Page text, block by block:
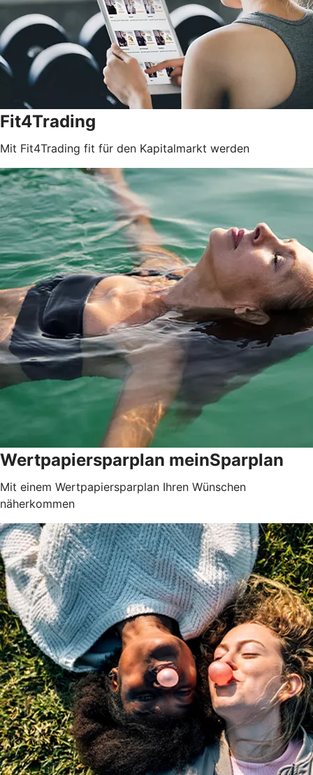
Fit4Trading
Mit Fit4Trading fit für den Kapitalmarkt werden
Wertpapiersparplan meinSparplan
Mit einem Wertpapiersparplan Ihren Wünschen
näherkommen